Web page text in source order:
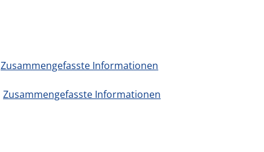
Zusammengefasste Informationen
Zusammengefasste Informationen